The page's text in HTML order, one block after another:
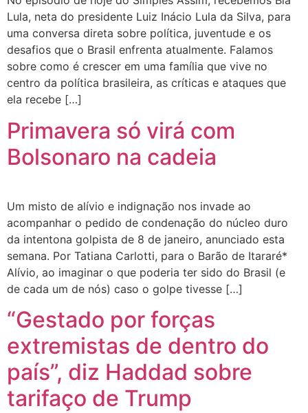
Lula, neta do presidente Luiz Inácio Lula da Silva, para
uma conversa direta sobre política, juventude e os
desafios que o Brasil enfrenta atualmente. Falamos
sobre como é crescer em uma família que vive no
centro da política brasileira, as críticas e ataques que
ela recebe […]
Primavera só virá com
Bolsonaro na cadeia
Um misto de alívio e indignação nos invade ao
acompanhar o pedido de condenação do núcleo duro
da intentona golpista de 8 de janeiro, anunciado esta
semana. Por Tatiana Carlotti, para o Barão de Itararé*
Alívio, ao imaginar o que poderia ter sido do Brasil (e
de cada um de nós) caso o golpe tivesse […]
“Gestado por forças
extremistas de dentro do
país”, diz Haddad sobre
tarifaço de Trump